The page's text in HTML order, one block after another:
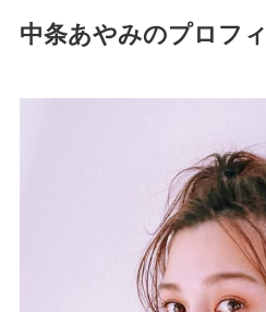
中条あやみのプロフ